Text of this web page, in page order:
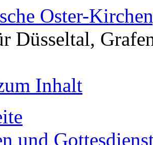
Oster-
Düsseltal,
Inhalt
und